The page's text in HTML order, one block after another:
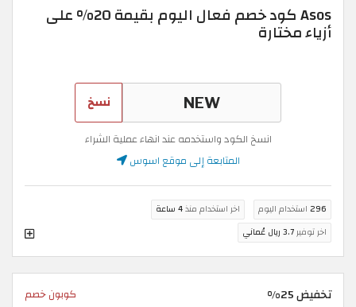
Asos كود خصم فعال اليوم بقيمة 20% على
أزياء مختارة
نسخ
انسخ الكود واستخدمه عند انهاء عملية الشراء
المتابعة إلى موقع اسوس
296 استخدام اليوم اخر استخدام منذ4 ساعة
اخر توفير3.7 ريال عُماني
تخفيض 25% كوبون خصم